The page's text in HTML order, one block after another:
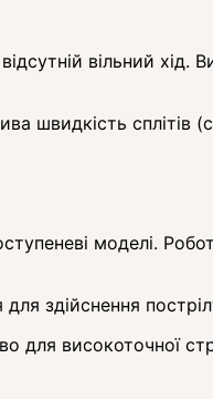
вільний хід.
швидкість сплітів
моделі.
здійснення
для високоточної